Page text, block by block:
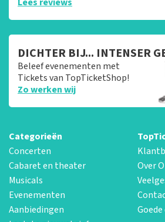
DICHTER BIJ... INTENSER
Beleef evenementen met
Tickets van TopTicketShop!
Zo werken wij
Categorieën
Concerten
Cabaret en theater
Musicals
Evenementen
Aanbiedingen
Over